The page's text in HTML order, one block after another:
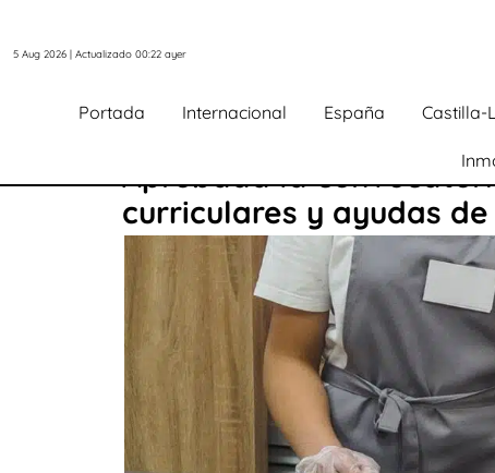
5 Aug 2026 | Actualizado 00:22 ayer
Portada Internacional España Castilla-
Aprobada la
curriculares y ayudas